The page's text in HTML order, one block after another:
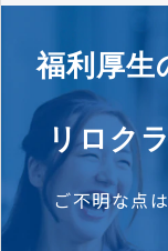
福利厚生
リロク
ご不明な点